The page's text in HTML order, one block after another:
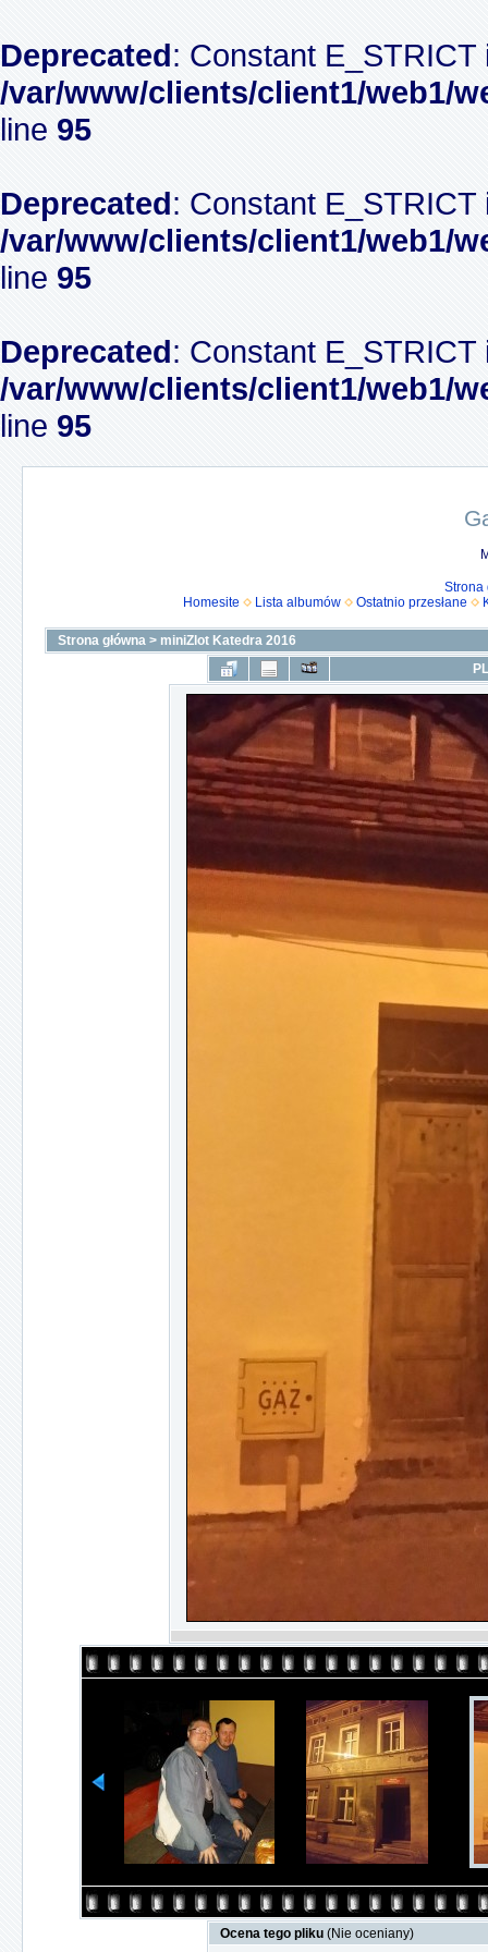
Deprecated: Constant
/var/www/clients/client1/web1/
line 95
Deprecated: Constant
/var/www/clients/client1/web1/
line 95
Deprecated: Constant
/var/www/clients/client1/web1/
line 95
Strona
Homesite
Lista albumów Ostatnio przesłane
Strona główna > miniZlot Katedra 2016
Ocena tego pliku (Nie oceniany)